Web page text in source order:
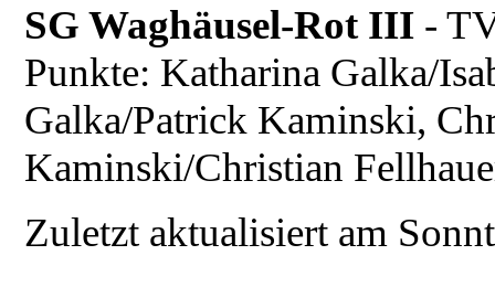
SG Waghäusel-Rot III -
Punkte: Katharina Galka/
Galka/Patrick Kaminski,
Kaminski/Christian
Zuletzt aktualisiert am